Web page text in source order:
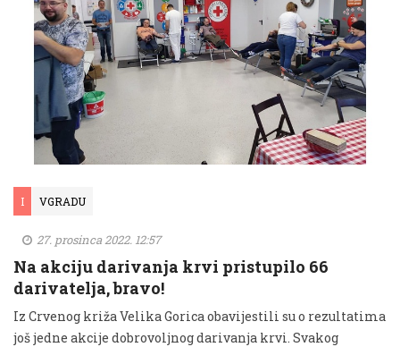
I VGRADU
27. prosinca 2022. 12:57
Na akciju darivanja krvi pristupilo 66
darivatelja, bravo!
Iz Crvenog križa Velika Gorica obavijestili su o rezultatima
još jedne akcije dobrovoljnog darivanja krvi. Svakog